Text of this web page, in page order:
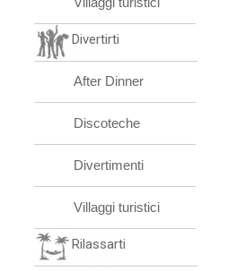
Divertirti
After Dinner
Discoteche
Divertimenti
Villaggi turistici
Rilassarti